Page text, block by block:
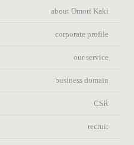
about Omori Kaki
corporate profile
our service
business domain
CSR
recruit